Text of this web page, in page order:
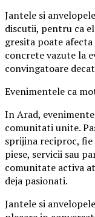
Jantele si
discutii, pentru ca
gresita poate
concrete vazute la
convingatoare
Evenimentele ca
In Arad,
comunitati unite.
sprijina reciproc, fie
piese, servicii sau
comunitate activa
deja pasionati.
Jantele si